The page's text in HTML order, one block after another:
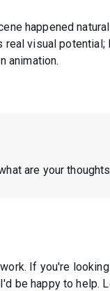
happened
visual potential;
animation.
are your
If you're
be happy to help.